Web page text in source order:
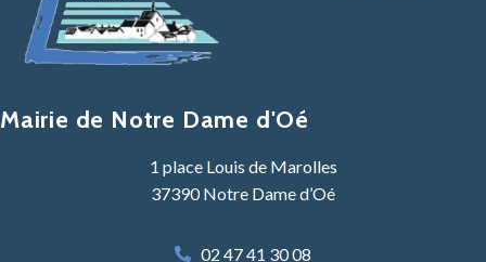
Mairie de Notre Dame d'Oé
1 place Louis de Marolles
37390 Notre Dame d’Oé
02 47 41 30 08